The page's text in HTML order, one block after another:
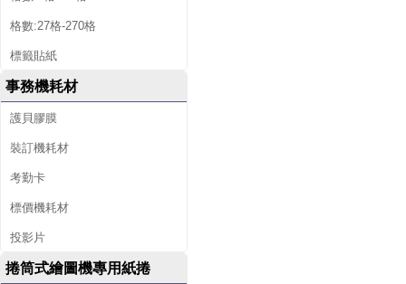
格數:27格-270格
標籤貼紙
事務機耗材
護貝膠膜
裝訂機耗材
考勤卡
標價機耗材
投影片
捲筒式繪圖機專用紙捲